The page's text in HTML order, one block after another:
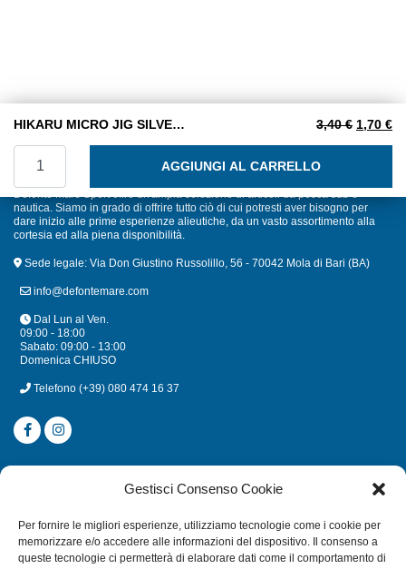
Gestisci Consenso Cookie
Per fornire le migliori esperienze, utilizziamo tecnologie come i cookie per
memorizzare e/o accedere alle informazioni del dispositivo. Il consenso a
queste tecnologie ci permetterà di elaborare dati come il comportamento di
HIKARU MICRO JIG SILVER GREEN STRIPES gr. 28 3,40€ Il
1,70 €Il
AGGIUNGI AL CARRELLO
Defonte Mare Sport offre un'ampia selezione di articoli da pesca sub e
nautica. Siamo in grado di offrire tutto ciò di cui potresti aver bisogno per
dare inizio alle prime esperienze alieutiche, da un vasto assortimento alla
cortesia ed alla piena disponibilità.
Sede legale: Via Don Giustino Russolillo, 56 - 70042 Mola di Bari (BA)
info@defontemare.com
Dal Lun al Ven.
09:00 - 18:00
Sabato: 09:00 - 13:00
Domenica CHIUSO
Telefono (+39) 080 474 16 37
CATEGORIE
MULINELLI
CANNE